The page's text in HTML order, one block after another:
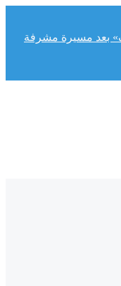
بعد مسيرة مشرفة